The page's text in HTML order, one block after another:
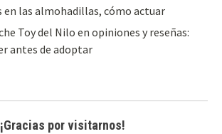
en las almohadillas, cómo actuar
Toy del Nilo en opiniones y reseñas:
antes de adoptar
¡Gracias por visitarnos!